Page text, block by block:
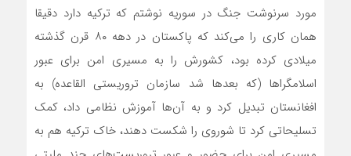
مورد سرنوشت جنگ در سوریه نوشتم که ترکیه دارد دقیقا
همان کاری را می‌کند که پاکستان در دهه ۸۰ قرن گذشته
میلادی کرده بود، کشورش را به مسیری امن برای عبور
اسلامگراها (که بعدها شد سازمان تروریستی القاعده) به
افغانستان تبدیل کرد و به آن‌ها آموزش نظامی داد، کمک
تسلیحاتی کرد تا شوروی را شکست دهند، خاک ترکیه هم به